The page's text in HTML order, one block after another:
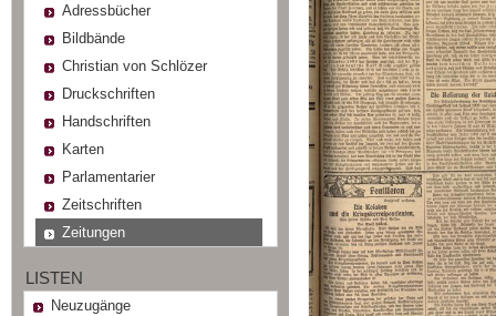
Adressbücher
Bildbände
Christian von Schlözer
Druckschriften
Handschriften
Karten
Parlamentarier
Zeitschriften
Zeitungen
LISTEN
Neuzugänge